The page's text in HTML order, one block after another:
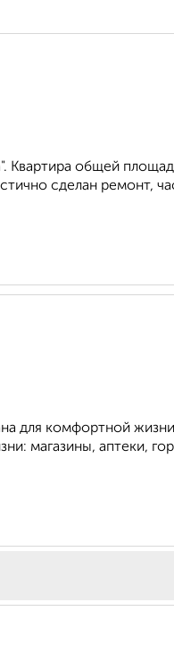
Квартира общей
сделан ремонт,
для комфортной
магазины, аптеки,